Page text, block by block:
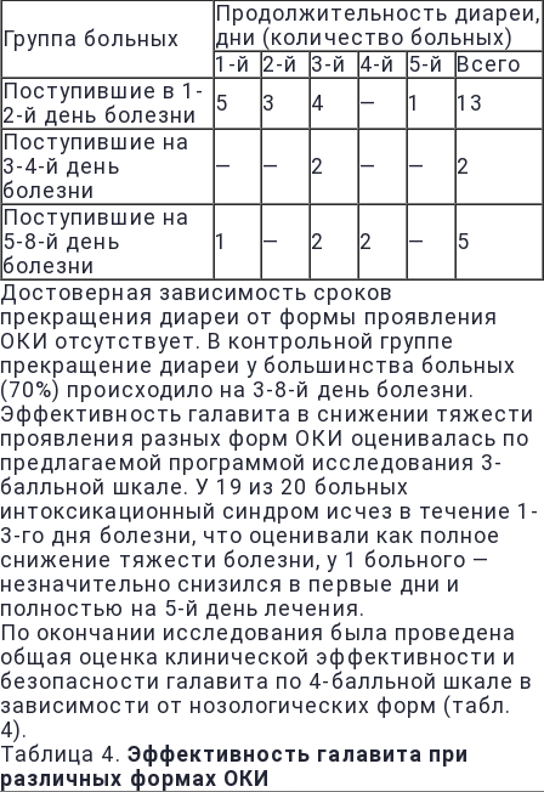
Группа больных
Продолжительность диареи,
дни (количество больных)
1-й
2-й 3-й 4-й 5-й
Всего
Поступившие в 1-
2-й день болезни
5 3 4 — 1
13
Поступившие на
3-4-й день
болезни
— — 2 — — 2
Поступившие на
5-8-й день
болезни
1 — 2 2 — 5
Достоверная зависимость сроков
прекращения диареи от формы проявления
ОКИ отсутствует. В контрольной группе
прекращение диареи у большинства больных
(70%) происходило на 3-8-й день болезни.
Эффективность галавита в снижении тяжести
проявления разных форм ОКИ оценивалась по
предлагаемой программой исследования 3-
балльной шкале. У 19 из 20 больных
интоксикационный синдром исчез в течение 1-
3-го дня болезни, что оценивали как полное
снижение тяжести болезни, у 1 больного —
незначительно снизился в первые дни и
полностью на 5-й день лечения.
По окончании исследования была проведена
общая оценка клинической эффективности и
безопасности галавита по 4-балльной шкале в
зависимости от нозологических форм (табл.
4).
Таблица 4. Эффективность галавита при
различных формах ОКИ